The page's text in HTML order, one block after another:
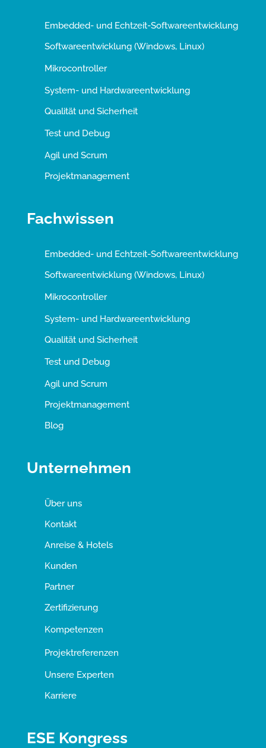
Embedded- und Echtzeit-Softwareentwicklung
Softwareentwicklung (Windows, Linux)
Mikrocontroller
System- und Hardwareentwicklung
Qualität und Sicherheit
Test und Debug
Agil und Scrum
Projektmanagement
Fachwissen
Embedded- und Echtzeit-Softwareentwicklung
Softwareentwicklung (Windows, Linux)
Mikrocontroller
System- und Hardwareentwicklung
Qualität und Sicherheit
Test und Debug
Agil und Scrum
Projektmanagement
Blog
Unternehmen
Über uns
Kontakt
Anreise & Hotels
Kunden
Partner
Zertifizierung
Kompetenzen
Projektreferenzen
Unsere Experten
Karriere
ESE Kongress